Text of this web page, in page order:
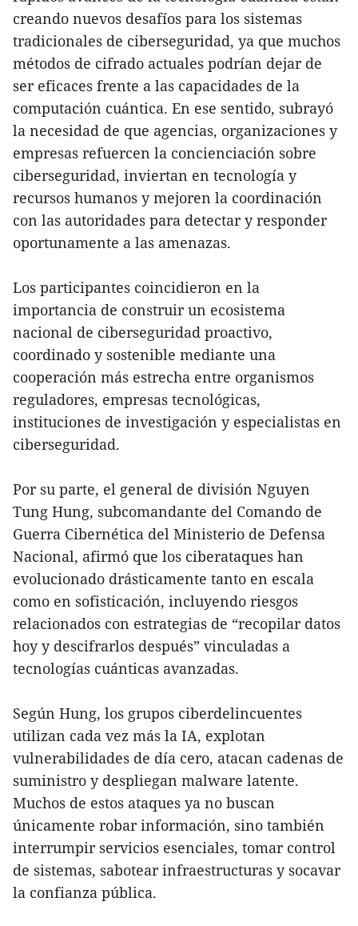
creando nuevos desafíos para los sistemas
tradicionales de ciberseguridad, ya que muchos
métodos de cifrado actuales podrían dejar de
ser eficaces frente a las capacidades de la
computación cuántica. En ese sentido, subrayó
la necesidad de que agencias, organizaciones y
empresas refuercen la concienciación sobre
ciberseguridad, inviertan en tecnología y
recursos humanos y mejoren la coordinación
con las autoridades para detectar y responder
oportunamente a las amenazas.
Los participantes coincidieron en la
importancia de construir un ecosistema
nacional de ciberseguridad proactivo,
coordinado y sostenible mediante una
cooperación más estrecha entre organismos
reguladores, empresas tecnológicas,
instituciones de investigación y especialistas en
ciberseguridad.
Por su parte, el general de división Nguyen
Tung Hung, subcomandante del Comando de
Guerra Cibernética del Ministerio de Defensa
Nacional, afirmó que los ciberataques han
evolucionado drásticamente tanto en escala
como en sofisticación, incluyendo riesgos
relacionados con estrategias de “recopilar datos
hoy y descifrarlos después” vinculadas a
tecnologías cuánticas avanzadas.
Según Hung, los grupos ciberdelincuentes
utilizan cada vez más la IA, explotan
vulnerabilidades de día cero, atacan cadenas de
suministro y despliegan malware latente.
Muchos de estos ataques ya no buscan
únicamente robar información, sino también
interrumpir servicios esenciales, tomar control
de sistemas, sabotear infraestructuras y socavar
la confianza pública.